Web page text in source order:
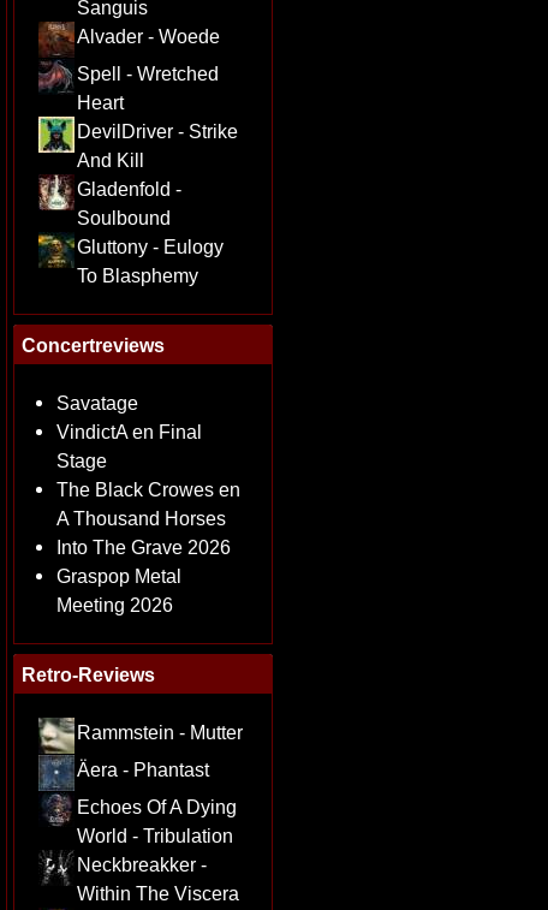
Sanguis
Alvader - Woede
Spell - Wretched
Heart
DevilDriver - Strike
And Kill
Gladenfold -
Soulbound
Gluttony - Eulogy
To Blasphemy
Concertreviews
Savatage
VindictA en Final
Stage
The Black Crowes en
A Thousand Horses
Into The Grave 2026
Graspop Metal
Meeting 2026
Retro-Reviews
Rammstein - Mutter
Äera - Phantast
Echoes Of A Dying
World - Tribulation
Neckbreakker -
Within The Viscera